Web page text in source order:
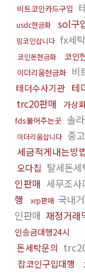
비트코인카드구입
usdc현금화 sol구
밈코인삽니다 fx세
코인돈현금화 코인
이더리움현금화 비
테더수사기관 테
trc20판매
가상
fds뚫어주는곳 솔
이더리움삽니다 중
세금적게내는방
오다집 탈세돈세
인판매 세무조사
행
xrp판매 국내
인판매 재정거래
인송금대행24시
돈세탁문의
잡코인구입대행